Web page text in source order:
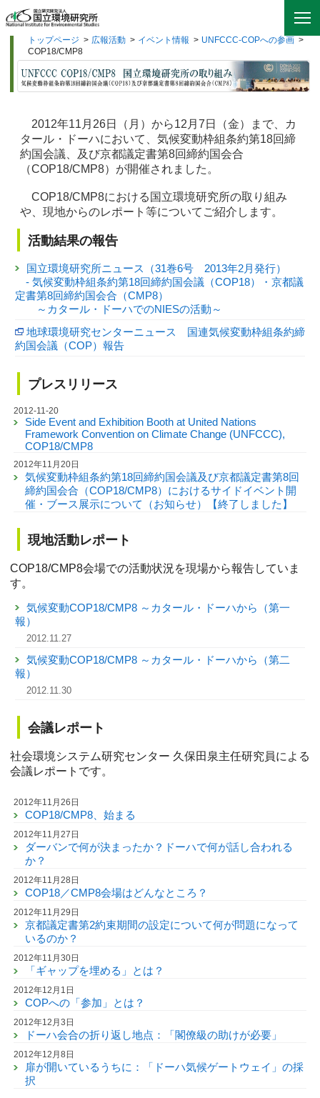
トップページ > 広報活動 > イベント情報 > UNFCCC-COPへの参画 >
COP18/CMP8
2012年11月26日（月）から12月7日（金）まで、カ
タール・ドーハにおいて、気候変動枠組条約第18回締
約国会議、及び京都議定書第8回締約国会合
（COP18/CMP8）が開催されました。
COP18/CMP8における国立環境研究所の取り組み
や、現地からのレポート等についてご紹介します。
活動結果の報告
国立環境研究所ニュース（31巻6号 2013年2月発行）
- 気候変動枠組条約第18回締約国会議（COP18）・京都議
定書第8回締約国会合（CMP8）
～カタール・ドーハでのNIESの活動～
地球環境研究センターニュース 国連気候変動枠組条約締
約国会議（COP）報告
プレスリリース
2012-11-20
Side Event and Exhibition Booth at United Nations
Framework Convention on Climate Change (UNFCCC),
COP18/CMP8
2012年11月20日
気候変動枠組条約第18回締約国会議及び京都議定書第8回
締約国会合（COP18/CMP8）におけるサイドイベント開
催・ブース展示について（お知らせ）【終了しました】
現地活動レポート
COP18/CMP8会場での活動状況を現場から報告していま
す。
気候変動COP18/CMP8 ～カタール・ドーハから（第一
報）
2012.11.27
気候変動COP18/CMP8 ～カタール・ドーハから（第二
報）
2012.11.30
会議レポート
社会環境システム研究センター 久保田泉主任研究員による
会議レポートです。
2012年11月26日
COP18/CMP8、始まる
2012年11月27日
ダーバンで何が決まったか？ドーハで何が話し合われる
か？
2012年11月28日
COP18／CMP8会場はどんなところ？
2012年11月29日
京都議定書第2約束期間の設定について何が問題になって
いるのか？
2012年11月30日
「ギャップを埋める」とは？
2012年12月1日
COPへの「参加」とは？
2012年12月3日
ドーハ会合の折り返し地点：「閣僚級の助けが必要」
2012年12月8日
扉が開いているうちに：「ドーハ気候ゲートウェイ」の採
択